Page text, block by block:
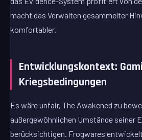
macht das Verwalten gesammelter
komfortabler.
Entwicklungskontext:
Kriegsbedingungen
Es wäre unfair, The Awakened zu
außergewöhnlichen Umstände seiner
berücksichtigen. Frogwares